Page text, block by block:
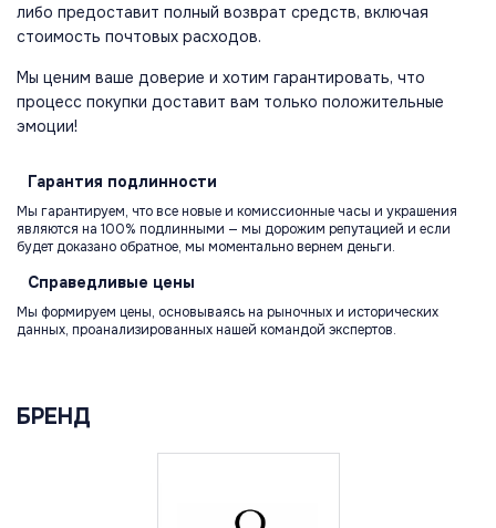
либо предоставит полный возврат средств, включая
стоимость почтовых расходов.
Мы ценим ваше доверие и хотим гарантировать, что
процесс покупки доставит вам только положительные
эмоции!
Гарантия подлинности
Мы гарантируем, что все новые и комиссионные часы и украшения
являются на 100% подлинными — мы дорожим репутацией и если
будет доказано обратное, мы моментально вернем деньги.
Справедливые цены
Мы формируем цены, основываясь на рыночных и исторических
данных, проанализированных нашей командой экспертов.
БРЕНД